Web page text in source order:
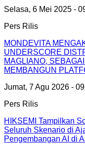
Selasa, 6 Mei 2025 -
Pers Rilis
MONDEVITA
UNDERSCORE
MAGLIANO,
MEMBANGUN
Jumat, 7 Agu 2026 -
Pers Rilis
HIKSEMI Tampilkan
Seluruh Skenario di
Pengembangan AI di